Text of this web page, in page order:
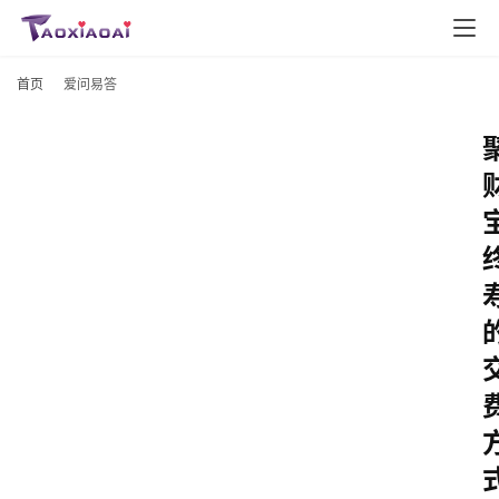
首页 爱问易答